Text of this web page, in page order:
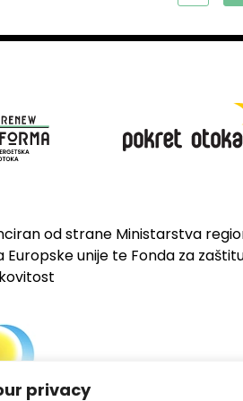
privacy
od strane Ministarstva
Europske unije te Fonda za